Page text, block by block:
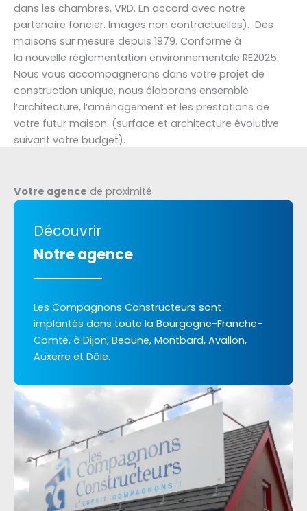
dans les chambres, VRD. En accord avec notre
partenaire foncier. Images non contractuelles). Des
maisons sur mesure depuis 1979. Conforme à
la nouvelle réglementation environnementale RE2025.
Nous vous accompagnerons dans votre projet de
construction unique, nous élaborons ensemble
l’architecture, l’aménagement et les prestations de
votre futur maison. (surface et architecture évolutive
suivant votre budget).
Votre agence de proximité
Découvrir
Notre agence
Les Compagnons Constructeurs sont
implantés dans toute la Bourgogne-Franche-
Comté, à Dijon, Beaune, Montbard, Avallon,
Auxerre et Dôle.